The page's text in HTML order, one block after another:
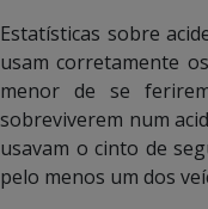
Estatísticas sobre
usam corretamente
menor de se
sobreviverem num
usavam o cinto de
pelo menos um dos